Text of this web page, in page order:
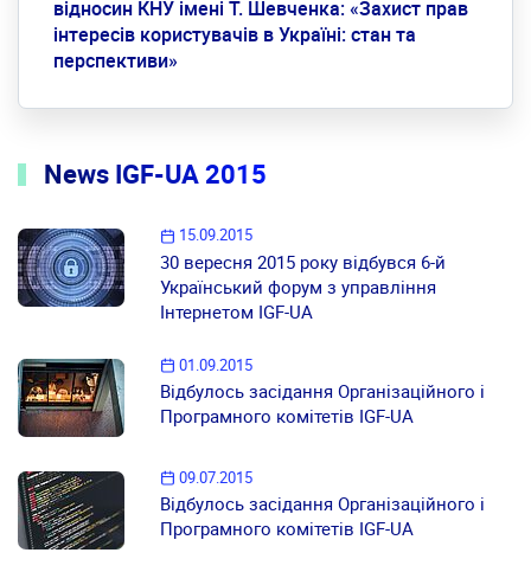
відносин КНУ імені Т. Шевченка: «Захист прав
інтересів користувачів в Україні: стан та
перспективи»
News IGF-UA 2015
15.09.2015
30 вересня 2015 року відбувся 6-й
Український форум з управління
Інтернетом IGF-UA
01.09.2015
Відбулось засідання Організаційного і
Програмного комітетів IGF-UA
09.07.2015
Відбулось засідання Організаційного і
Програмного комітетів IGF-UA